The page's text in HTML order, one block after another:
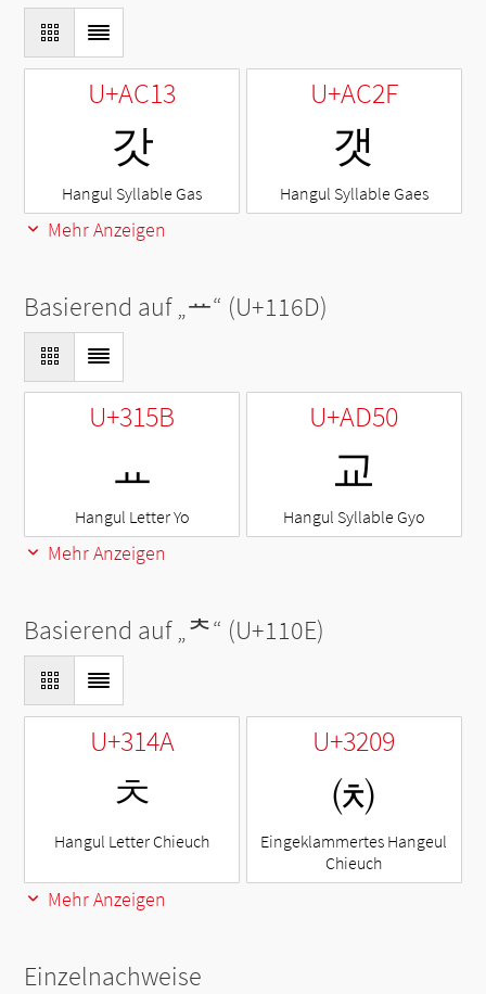
U+AC13
갓
Hangul Syllable Gas
U+AC2F
갯
Hangul Syllable Gaes
Mehr Anzeigen
Basierend auf „ᅭ“ (U+116D)
U+315B
ㅛ
Hangul Letter Yo
U+AD50
교
Hangul Syllable Gyo
Mehr Anzeigen
Basierend auf „ᄎ“ (U+110E)
U+314A
ㅊ
Hangul Letter Chieuch
U+3209
㈉
Eingeklammertes Hangeul
Chieuch
Mehr Anzeigen
Einzelnachweise